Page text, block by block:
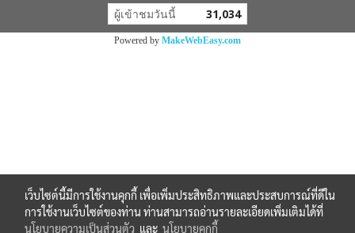
ผู้เข้าชมวันนี้ 31,034
Powered by MakeWebEasy.com
เว็บไซต์นี้มีการใช้งานคุกกี้ เพื่อเพิ่มประสิทธิภาพและประสบการณ์ที่ดีใน
การใช้งานเว็บไซต์ของท่าน ท่านสามารถอ่านรายละเอียดเพิ่มเติมได้ที่
นโยบายความเป็นส่วนตัว และ นโยบายคุกกี้